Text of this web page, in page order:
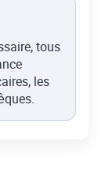
tous
les